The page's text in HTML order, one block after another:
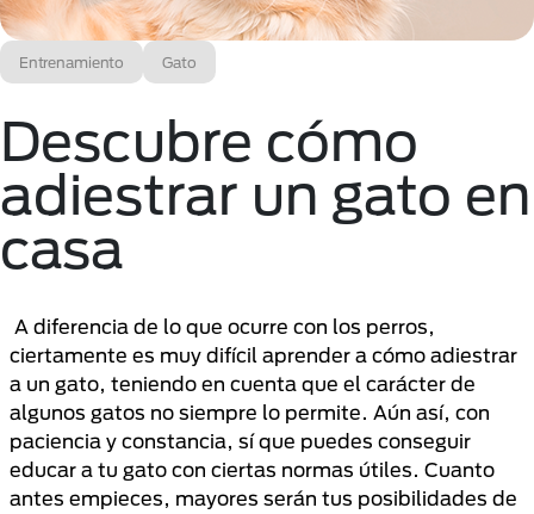
Entrenamiento Gato
Descubre cómo
adiestrar un gato en
casa
A diferencia de lo que ocurre con los perros,
ciertamente es muy difícil aprender a cómo adiestrar
a un gato, teniendo en cuenta que el carácter de
algunos gatos no siempre lo permite. Aún así, con
paciencia y constancia, sí que puedes conseguir
educar a tu gato con ciertas normas útiles. Cuanto
antes empieces, mayores serán tus posibilidades de